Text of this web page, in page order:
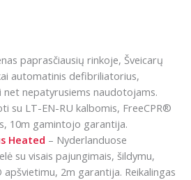
paprasčiausių rinkoje, Šveicarų
automatinis defibriliatorius,
net nepatyrusiems naudotojams.
su LT-EN-RU kalbomis, FreeCPR®
10m gamintojo garantija.
Heated – Nyderlanduose
su visais pajungimais, šildymu,
apšvietimu, 2m garantija. Reikalingas